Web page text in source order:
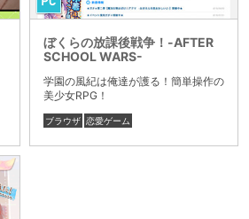
ぼくらの放課後戦争！-AFTER
SCHOOL WARS-
学園の風紀は俺達が護る！簡単操作の
美少女RPG！
ブラウザ 恋愛ゲーム